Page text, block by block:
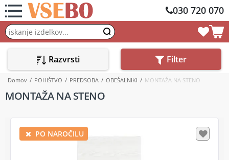
030 720 070
Razvrsti Filter
Domov POHIŠTVO PREDSOBA OBEŠALNIKI MONTAŽA NA STENO
MONTAŽA NA STENO
PO NAROČILU